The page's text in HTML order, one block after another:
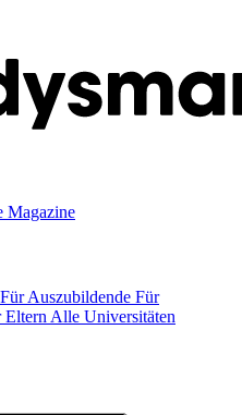
Magazine
Für Auszubildende Für
Eltern Alle Universitäten